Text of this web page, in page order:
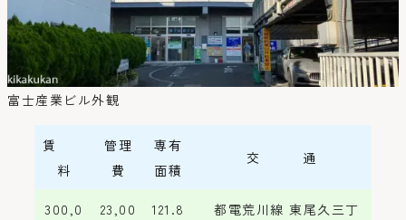
富士産業ビル外観
賃
料
管理
費
専有
面積
交 通
300,0
23,00
121.8
都電荒川線 東尾久三丁